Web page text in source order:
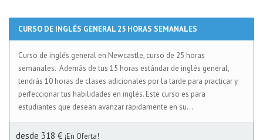
CURSO DE INGLÉS GENERAL 25 HORAS SEMANALES
Curso de inglés general en Newcastle, curso de 25 horas
semanales. Además de tus 15 horas estándar de inglés general,
tendrás 10 horas de clases adicionales por la tarde para practicar y
perfeccionar tus habilidades en inglés. Este curso es para
estudiantes que desean avanzar rápidamente en su...
desde 318 € ¡En Oferta!